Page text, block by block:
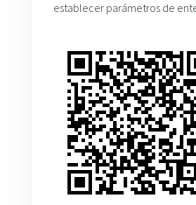
establecer parámetros de